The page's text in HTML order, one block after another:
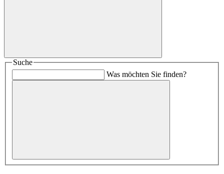
Suche
Was möchten Sie finden?